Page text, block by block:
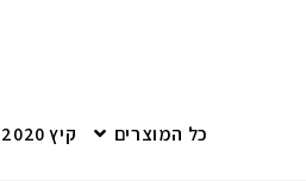
כל המוצרים קיץ 2020 – בגדי ים